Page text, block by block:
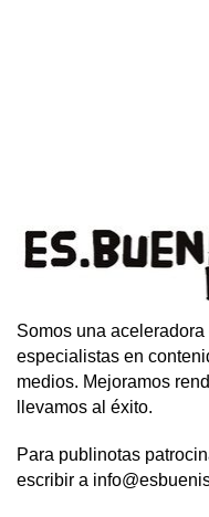
Somos una
especialistas en
medios. Mejoramos
llevamos al éxito.
Para publinotas
escribir a